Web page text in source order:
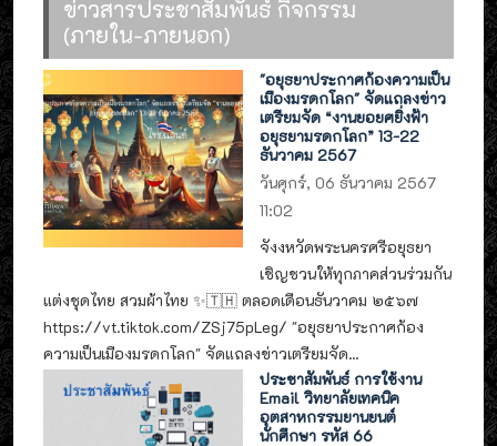
ข่าวสารประชาสัมพันธ์ กิจกรรม
(ภายใน-ภายนอก)
"อยุธยาประกาศก้องความเป็น
เมืองมรดกโลก" จัดแถลงข่าว
เตรียมจัด “งานยอยศยิ่งฟ้า
อยุธยามรดกโลก” 13-22
ธันวาคม 2567
วันศุกร์, 06 ธันวาคม 2567
11:02
จังงหวัดพระนครศรีอยุธยา
เชิญชวนให้ทุกภาคส่วนร่วมกัน
แต่งชุดไทย สวมผ้าไทย ✨🇹🇭 ตลอดเดือนธันวาคม ๒๕๖๗
https://vt.tiktok.com/ZSj75pLeg/ "อยุธยาประกาศก้อง
ความเป็นเมืองมรดกโลก" จัดแถลงข่าวเตรียมจัด...
ประชาสัมพันธ์ การใช้งาน
Email วิทยาลัยเทคนิค
อุตสาหกรรมยานยนต์
นักศึกษา รหัส 66